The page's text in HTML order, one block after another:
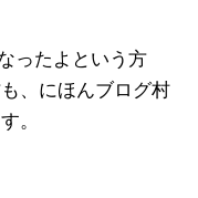
ったよという方
、にほんブログ村
。